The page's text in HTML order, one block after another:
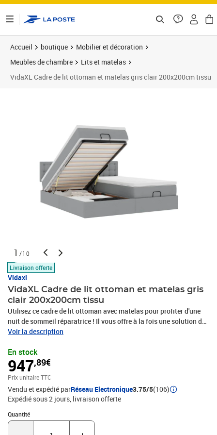
Accueil boutique
Mobilier et décoration
Meubles de chambre
Lits et matelas
VidaXL Cadre de lit ottoman et matelas gris clair 200x200cm tissu
1 /10
Livraison offerte
Vidaxl
VidaXL Cadre de lit ottoman et matelas gris
clair 200x200cm tissu
Utilisez ce cadre de lit ottoman avec matelas pour profiter d'une
nuit de sommeil réparatrice ! Il vous offre à la fois une solution de
rangement et une expérience de sommeil confortable. Matériau
douceur, de respirabilité et de durabilité, vous garantissant un
confort et une convivialité ultimes.Matelas à ressorts ensachés :
ce matelas à ressorts ensachés comporte des ressorts ensachés
individuels qui fonctionnent indépendamment pour offrir un
soutien personnalisé en réagissant uniquement à la pression
exercée dans chaque zone. Cette conception empêche «
l'enroulement » et réduit le transfert de mouvement par rapport aux
matelas traditionnels à ressorts ouverts. Chaque ressort ensaché
Voir la description
En stock
947,89€
Prix unitaire TTC
Vendu et expédié parRéseau Electronique3.75/5(106)
Expédié sous 2 jours livraison offerte
Quantité
Quantité : 1